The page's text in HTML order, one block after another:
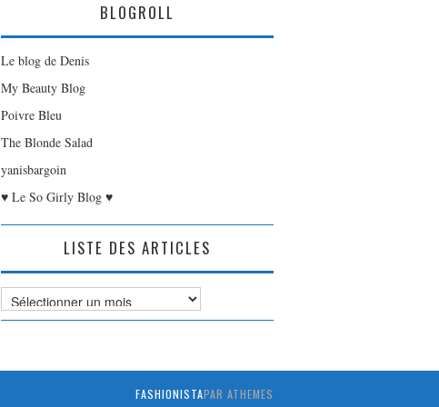
BLOGROLL
Le blog de Denis
My Beauty Blog
Poivre Bleu
The Blonde Salad
yanisbargoin
♥ Le So Girly Blog ♥
LISTE DES ARTICLES
Liste
des
FASHIONISTAPAR ATHEMES